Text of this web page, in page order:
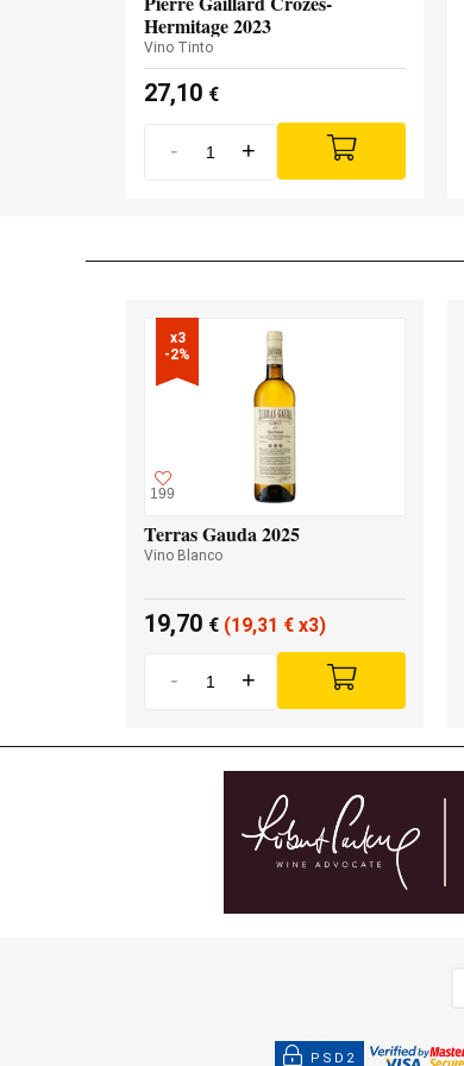
Hermitage 2023
Vino Tinto
27,10 €
- +
x3
-2%
199
Terras Gauda 2025
Vino Blanco
19,70 € (19,31 € x3)
- +
PSD2